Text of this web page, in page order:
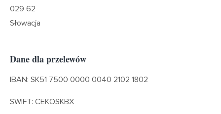
029 62
Słowacja
Dane dla przelewów
IBAN: SK51 7500 0000 0040 2102 1802
SWIFT: CEKOSKBX